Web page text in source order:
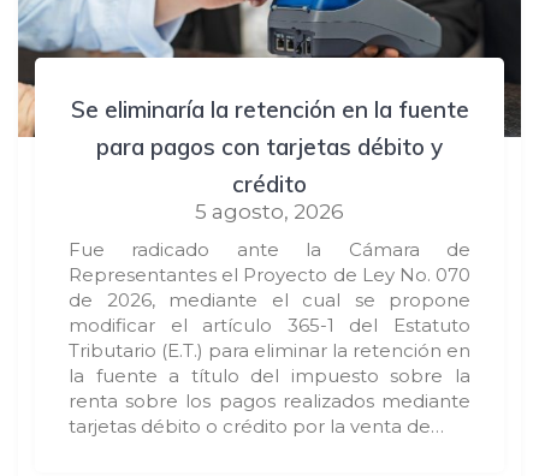
Se eliminaría la retención en la fuente
para pagos con tarjetas débito y
crédito
5 agosto, 2026
Fue radicado ante la Cámara de
Representantes el Proyecto de Ley No. 070
de 2026, mediante el cual se propone
modificar el artículo 365-1 del Estatuto
Tributario (E.T.) para eliminar la retención en
la fuente a título del impuesto sobre la
renta sobre los pagos realizados mediante
tarjetas débito o crédito por la venta de…